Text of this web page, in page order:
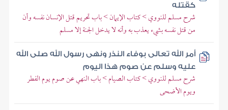
كقتله
شرح مسلم للنووي > كتاب الإيمان > باب تحريم قتل الإنسان نفسه وأن
من قتل نفسه بشيء يعذب به وأنه لا يدخل الجنة إلا مسلم
أمر الله تعالى بوفاء النذر ونهى رسول الله صلى الله
عليه وسلم عن صوم هذا اليوم
شرح مسلم للنووي > كتاب الصيام > باب النهي عن صوم يوم الفطر
ويوم الأضحى